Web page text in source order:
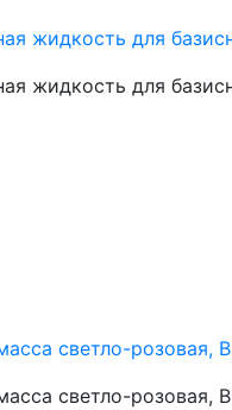
жидкость для
жидкость для
светло-розовая,
светло-розовая,